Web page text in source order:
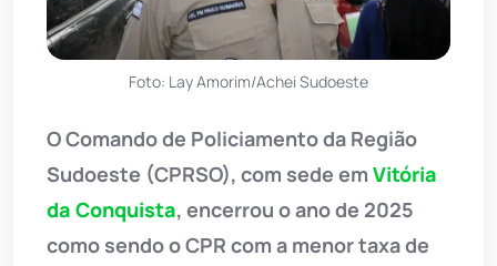
Foto: Lay Amorim/Achei Sudoeste
O Comando de Policiamento da Região
Sudoeste (CPRSO), com sede em Vitória
da Conquista, encerrou o ano de 2025
como sendo o CPR com a menor taxa de